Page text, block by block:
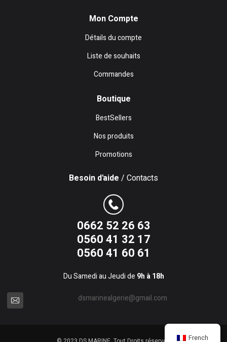
Mon Compte
Détails du compte
Liste de souhaits
Commandes
Boutique
BestSellers
Nos produits
Promotions
Besoin d'aide / Contacts
0662 52 26 63
0560 41 32 17
0560 41 60 61
Du Samedi au Jeudi de 9h à 18h
dsmarinealgerie@gmail.com
French